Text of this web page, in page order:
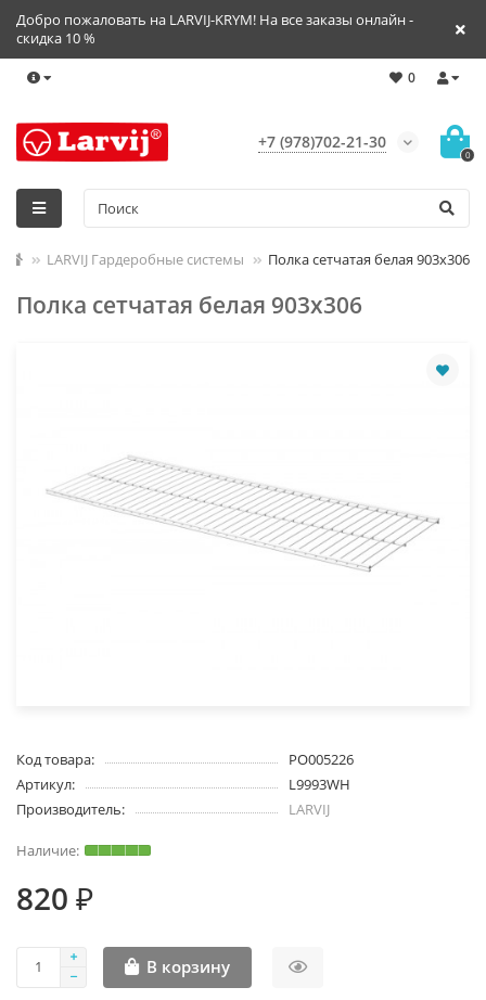
Добро пожаловать на LARVIJ-KRYM! На все заказы онлайн -
скидка 10 %
0
+7 (978)702-21-30
0
LARVIJ Гардеробные системы Полка сетчатая белая 903х306
Полка сетчатая белая 903х306
Код товара:
PO005226
Артикул:
L9993WH
Производитель:
LARVIJ
820 ₽
В корзину